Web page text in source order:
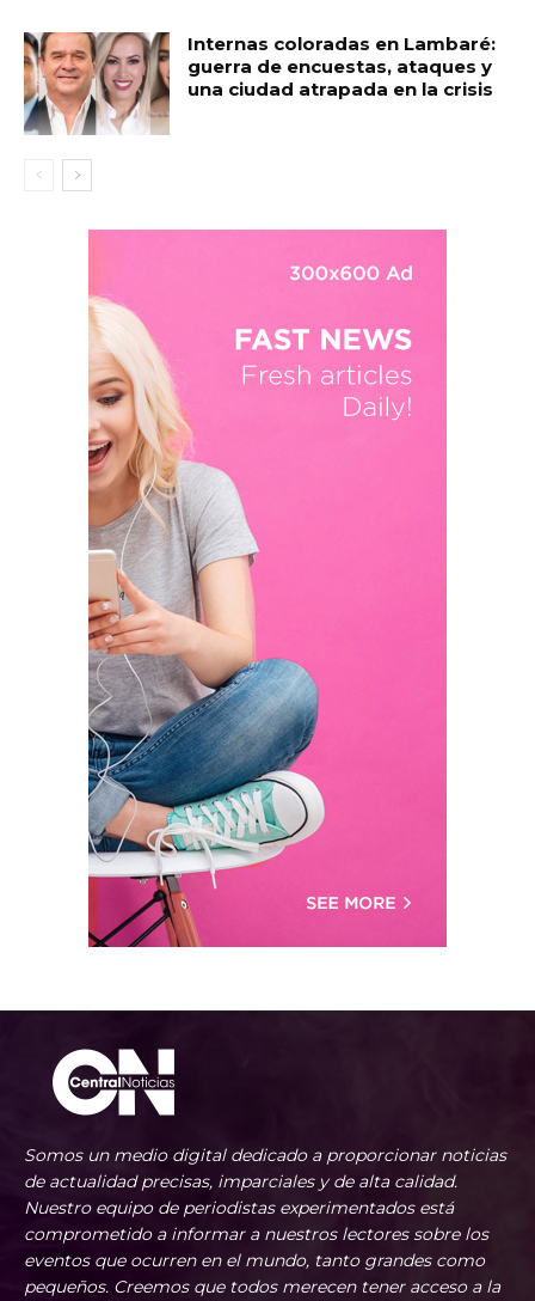
Internas coloradas en Lambaré:
guerra de encuestas, ataques y
una ciudad atrapada en la crisis
Somos un medio digital dedicado a proporcionar noticias
de actualidad precisas, imparciales y de alta calidad.
Nuestro equipo de periodistas experimentados está
comprometido a informar a nuestros lectores sobre los
eventos que ocurren en el mundo, tanto grandes como
pequeños. Creemos que todos merecen tener acceso a la